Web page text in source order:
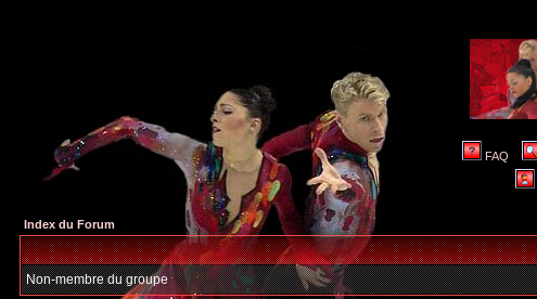
FAQ
Index du Forum
Non-membre du groupe